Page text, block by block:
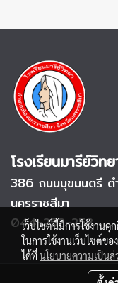
โรงเรียนมารีย์วิท
386 ถนนมุขมนตรี
นครราชสีมา
044-252-253
เว็บไซต์นี้มีการใช้งาน
ในการใช้งานเว็บไซต์ข
ได้ที่นโยบายความเป็นส่